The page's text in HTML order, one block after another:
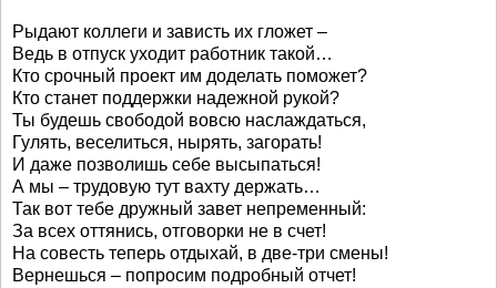
Рыдают коллеги и зависть их гложет –
Ведь в отпуск уходит работник такой…
Кто срочный проект им доделать поможет?
Кто станет поддержки надежной рукой?
Ты будешь свободой вовсю наслаждаться,
Гулять, веселиться, нырять, загорать!
И даже позволишь себе высыпаться!
А мы – трудовую тут вахту держать…
Так вот тебе дружный завет непременный:
За всех оттянись, отговорки не в счет!
На совесть теперь отдыхай, в две-три смены!
Вернешься – попросим подробный отчет!